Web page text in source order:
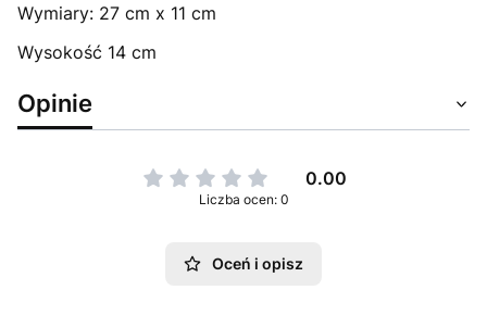
Wymiary: 27 cm x 11 cm
Wysokość 14 cm
Opinie
0.00
Liczba ocen: 0
Oceń i opisz